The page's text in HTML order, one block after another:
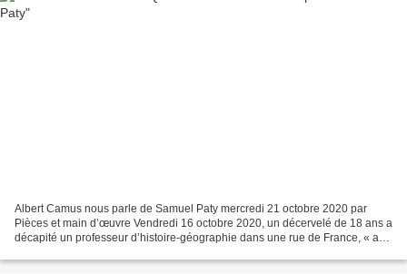
Albert Camus nous parle de Samuel Paty mercredi 21 octobre 2020 par
Pièces et main d’œuvre Vendredi 16 octobre 2020, un décervelé de 18 ans a
décapité un professeur d’histoire-géographie dans une rue de France, « au